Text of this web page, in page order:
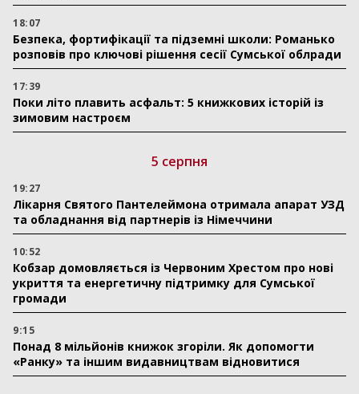
18:07
Безпека, фортифікації та підземні школи: Романько
розповів про ключові рішення сесії Сумської облради
17:39
Поки літо плавить асфальт: 5 книжкових історій із
зимовим настроєм
5 серпня
19:27
Лікарня Святого Пантелеймона отримала апарат УЗД
та обладнання від партнерів із Німеччини
10:52
Кобзар домовляється із Червоним Хрестом про нові
укриття та енергетичну підтримку для Сумської
громади
9:15
Понад 8 мільйонів книжок згоріли. Як допомогти
«Ранку» та іншим видавництвам відновитися